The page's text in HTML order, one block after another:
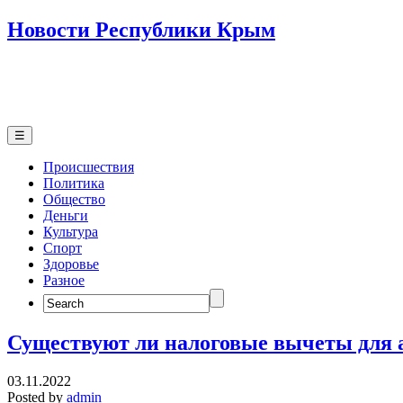
Новости Республики Крым
☰
Происшествия
Политика
Общество
Деньги
Культура
Спорт
Здоровье
Разное
Search
for:
Существуют ли налоговые вычеты для
03.11.2022
Posted by admin